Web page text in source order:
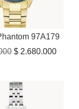
97A179
El
era:
$ 3.300.000.
$2.680.000El